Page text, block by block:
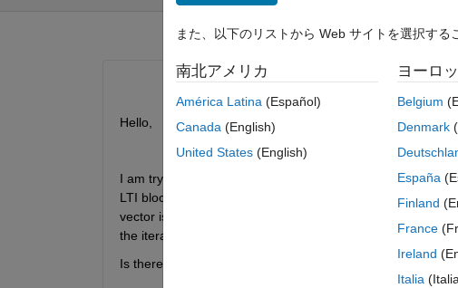
Hello,
I am trying to build a Multi Agent System, therefore I am
LTI block, however I need the individual plants to have
vector is used for all systems. Preferably I would like to
the iteration step of the for each block?
Is there a way to implement this easily?
また、以下のリストから Web サイトを選択する
南北アメリカ
América Latina (Español)
Canada (English)
United States (English)
ヨーロ
Belgium
Denmark
España
Finland
France
Ireland
Italia